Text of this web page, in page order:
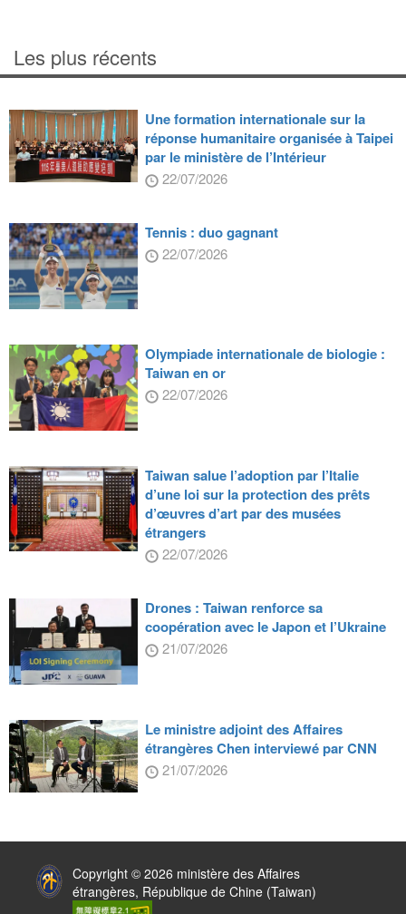
Les plus récents
Une formation internationale sur la
réponse humanitaire organisée à Taipei
par le ministère de l’Intérieur
22/07/2026
Tennis : duo gagnant
22/07/2026
Olympiade internationale de biologie :
Taiwan en or
22/07/2026
Taiwan salue l’adoption par l’Italie
d’une loi sur la protection des prêts
d’œuvres d’art par des musées
étrangers
22/07/2026
Drones : Taiwan renforce sa
coopération avec le Japon et l’Ukraine
21/07/2026
Le ministre adjoint des Affaires
étrangères Chen interviewé par CNN
21/07/2026
Copyright © 2026 ministère des Affaires
étrangères, République de Chine (Taiwan)